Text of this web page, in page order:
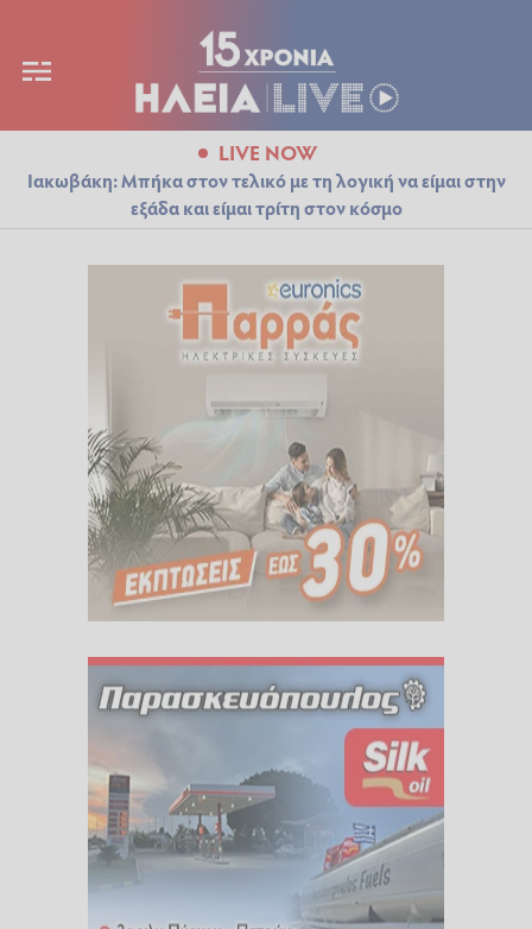
LIVE NOW
Ιακωβάκη: Μπήκα στον τελικό με τη λογική να είμαι στην
εξάδα και είμαι τρίτη στον κόσμο